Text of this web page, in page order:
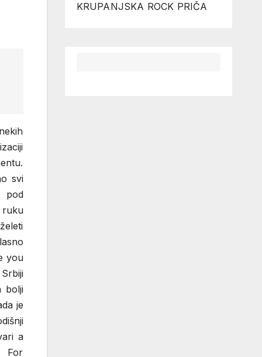
svi
pod
you
bolji
je
a
For
KRUPANJSKA ROCK PRIČA